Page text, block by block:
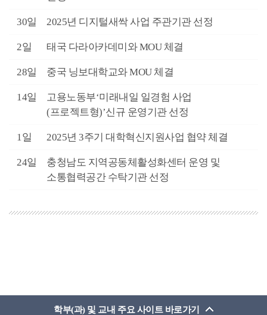
30일 2025년 디지털새싹 사업 주관기관 선정
2일 태국 다라아카데미와 MOU 체결
28일 중국 닝보대학교와 MOU 체결
14일
고용노동부‘미래내일 일경험 사업
(프로젝트형)’신규 운영기관 선정
1일 2025년 3주기 대학혁신지원사업 협약 체결
24일
충청남도 지역공동체활성화센터 운영 및
소통협력공간 수탁기관 선정
학부(과) 및 교내 주요 사이트 바로가기